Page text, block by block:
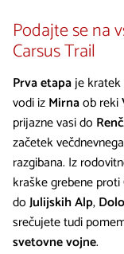
Podajte se na
Carsus Trail
Prva etapaje kratek
vodi izMirnaob reki
prijazne vasi do Renč
začetek
razgibana. Iz
kraške grebene proti
doJulijskih Alp,
srečujete tudi
svetovne vojne.